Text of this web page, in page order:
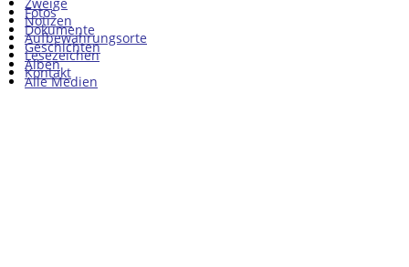
Fotos
Dokumente
Geschichten
Alben
Alle Medien
Notizen
Aufbewahrungsorte
Lesezeichen
Kontakt